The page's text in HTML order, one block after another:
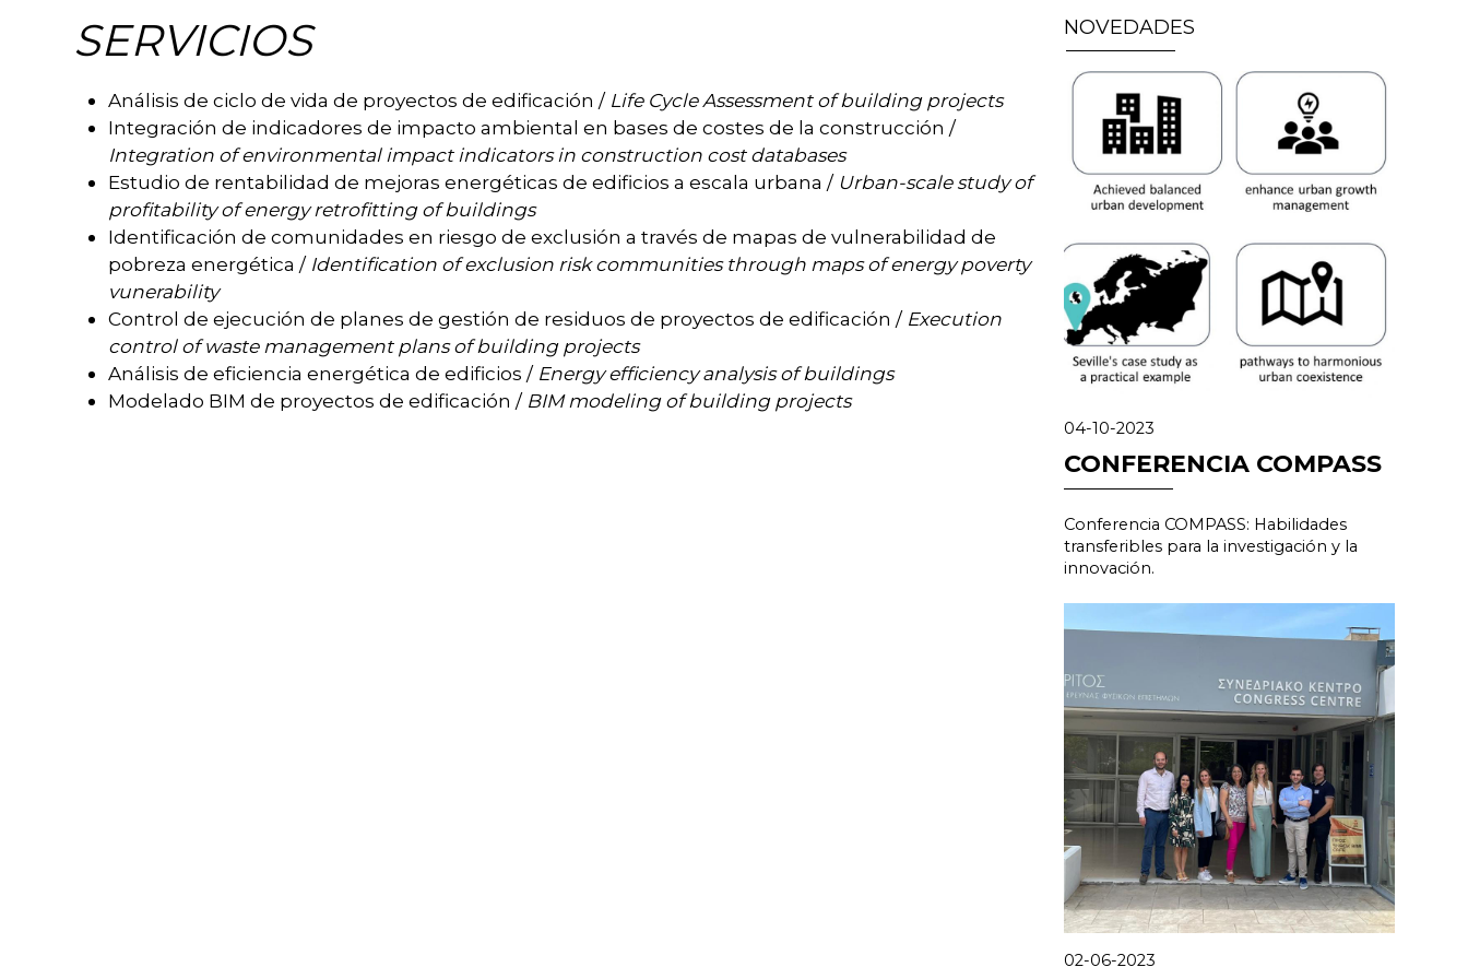
SERVICIOS
Análisis de ciclo de vida de proyectos de edificación / Life Cycle Assessment of building projects
Integración de indicadores de impacto ambiental en bases de costes de la construcción /
Integration of environmental impact indicators in construction cost databases
Estudio de rentabilidad de mejoras energéticas de edificios a escala urbana / Urban-scale study of
profitability of energy retrofitting of buildings
Identificación de comunidades en riesgo de exclusión a través de mapas de vulnerabilidad de
pobreza energética / Identification of exclusion risk communities through maps of energy poverty
vunerability
Control de ejecución de planes de gestión de residuos de proyectos de edificación / Execution
control of waste management plans of building projects
Análisis de eficiencia energética de edificios / Energy efficiency analysis of buildings
Modelado BIM de proyectos de edificación / BIM modeling of building projects
NOVEDADES
04-10-2023
CONFERENCIA COMPASS
Conferencia COMPASS: Habilidades
transferibles para la investigación y la
innovación.
02-06-2023